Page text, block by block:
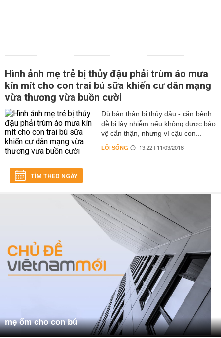
Hình ảnh mẹ trẻ bị thủy đậu phải trùm áo mưa
kín mít cho con trai bú sữa khiến cư dân mạng
vừa thương vừa buồn cười
Dù bản thân bị thủy đậu - căn bệnh
dễ bị lây nhiễm nếu không được bảo
vệ cẩn thận, nhưng vì cậu con...
LỐI SỐNG 13:22 | 11/03/2018
TÌM THEO NGÀY
mẹ ốm cho con bú